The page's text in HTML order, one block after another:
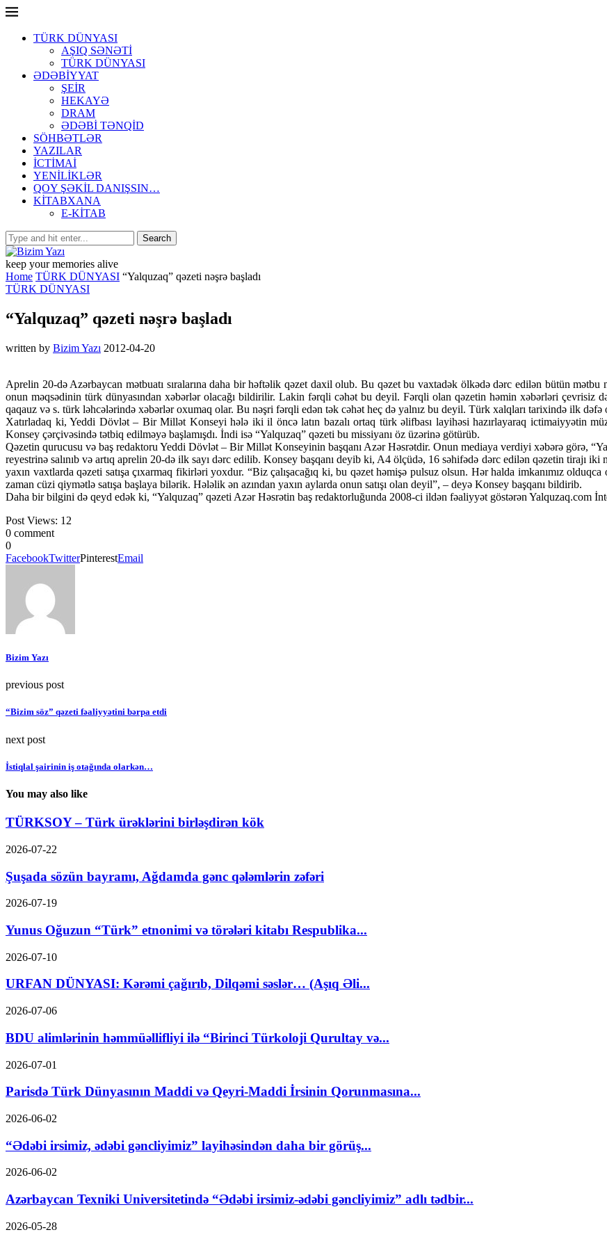
TÜRK DÜNYASI
AŞIQ SƏNƏTİ
TÜRK DÜNYASI
ƏDƏBİYYAT
ŞEİR
HEKAYƏ
DRAM
ƏDƏBİ TƏNQİD
SÖHBƏTLƏR
YAZILAR
İCTİMAİ
YENİLİKLƏR
QOY ŞƏKİL DANIŞSIN…
KİTABXANA
E-KİTAB
keep your memories alive
Home TÜRK DÜNYASI “Yalquzaq” qəzeti nəşrə başladı
TÜRK DÜNYASI
“Yalquzaq” qəzeti nəşrə başladı
written by Bizim Yazı 2012-04-20
Aprelin 20-də Azərbaycan mətbuatı sıralarına daha bir həftəlik qəzet daxil olub. Bu qəzet bu vaxtadək ölkədə dərc edilən bütün mətbu
onun məqsədinin türk dünyasından xəbərlər olacağı bildirilir. Lakin fərqli cəhət bu deyil. Fərqli olan qəzetin həmin xəbərləri çevrisiz
qaqauz və s. türk ləhcələrində xəbərlər oxumaq olar. Bu nəşri fərqli edən tək cəhət heç də yalnız bu deyil. Türk xalqları tarixində ilk
Xatırladaq ki, Yeddi Dövlət – Bir Millət Konseyi hələ iki il öncə latın bazalı ortaq türk əlifbası layihəsi hazırlayaraq ictimaiyyətin
Konsey çərçivəsində tətbiq edilməyə başlamışdı. İndi isə “Yalquzaq” qəzeti bu missiyanı öz üzərinə götürüb.
Qəzetin qurucusu və baş redaktoru Yeddi Dövlət – Bir Millət Konseyinin başqanı Azər Həsrətdir. Onun mediaya verdiyi xəbərə görə,
reyestrinə salınıb və artıq aprelin 20-də ilk sayı dərc edilib. Konsey başqanı deyib ki, A4 ölçüdə, 16 səhifədə dərc edilən qəzetin tirajı
yaxın vaxtlarda qəzeti satışa çıxarmaq fikirləri yoxdur. “Biz çalışacağıq ki, bu qəzet həmişə pulsuz olsun. Hər halda imkanımız
zaman cüzi qiymətlə satışa başlaya bilərik. Hələlik ən azından yaxın aylarda onun satışı olan deyil”, – deyə Konsey başqanı bildirib.
Daha bir bilgini də qeyd edək ki, “Yalquzaq” qəzeti Azər Həsrətin baş redaktorluğunda 2008-ci ildən fəaliyyət göstərən Yalquzaq.com
Post Views: 12
0 comment
0
FacebookTwitterPinterestEmail
Bizim Yazı
previous post
“Bizim söz” qəzeti fəaliyyətini bərpa etdi
next post
İstiqlal şairinin iş otağında olarkən…
You may also like
TÜRKSOY – Türk ürəklərini birləşdirən kök
2026-07-22
Şuşada sözün bayramı, Ağdamda gənc qələmlərin zəfəri
2026-07-19
Yunus Oğuzun “Türk” etnonimi və törələri kitabı Respublika...
2026-07-10
URFAN DÜNYASI: Kərəmi çağırıb, Dilqəmi səslər… (Aşıq Əli...
2026-07-06
BDU alimlərinin həmmüəllifliyi ilə “Birinci Türkoloji Qurultay və...
2026-07-01
Parisdə Türk Dünyasının Maddi və Qeyri-Maddi İrsinin Qorunmasına...
2026-06-02
“Ədəbi irsimiz, ədəbi gəncliyimiz” layihəsindən daha bir görüş...
2026-06-02
Azərbaycan Texniki Universitetində “Ədəbi irsimiz-ədəbi gəncliyimiz” adlı tədbir...
2026-05-28